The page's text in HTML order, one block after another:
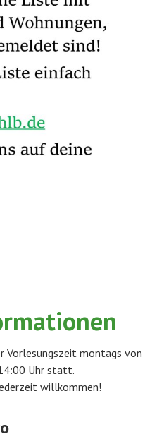
Vorlesungszeit montags von
Uhr statt.
willkommen!